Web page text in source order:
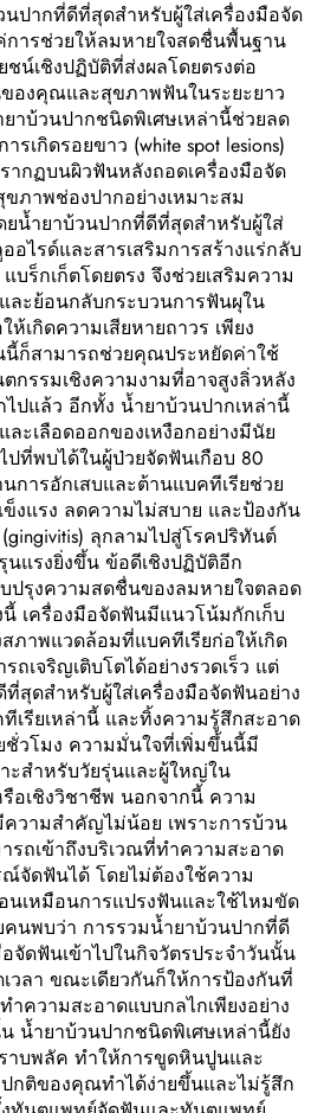
ปากที่ดีที่สุดสำหรับผู้ใส่เครื่องมือจัด
การช่วยให้ลมหายใจสดชื่นพื้นฐาน
น์เชิงปฏิบัติที่ส่งผลโดยตรงต่อ
องคุณและสุขภาพฟันในระยะยาว
าบ้วนปากชนิดพิเศษเหล่านี้ช่วยลด
รเกิดรอยขาว (white spot lesions)
ากฏบนผิวฟันหลังถอดเครื่องมือจัด
ภาพช่องปากอย่างเหมาะสม
ยน้ำยาบ้วนปากที่ดีที่สุดสำหรับผู้ใส่
อไรด์และสารเสริมการสร้างแร่กลับ
ร็กเก็ตโดยตรง จึงช่วยเสริมความ
ละย้อนกลับกระบวนการฟันผุใน
เกิดความเสียหายถาวร เพียง
นี้ก็สามารถช่วยคุณประหยัดค่าใช้
กรรมเชิงความงามที่อาจสูงลิ่วหลัง
ปแล้ว อีกทั้ง น้ำยาบ้วนปากเหล่านี้
ละเลือดออกของเหงือกอย่างมีนัย
ที่พบได้ในผู้ป่วยจัดฟันเกือบ 80
การอักเสบและต้านแบคทีเรียช่วย
ข็งแรง ลดความไม่สบาย และป้องกัน
ลุกลามไปสู่โรคปริทันต์
รุนแรงยิ่งขึ้น ข้อดีเชิงปฏิบัติอีก
ปรุงความสดชื่นของลมหายใจตลอด
เครื่องมือจัดฟันมีแนวโน้มกักเก็บ
ภาพแวดล้อมที่แบคทีเรียก่อให้เกิด
ถเจริญเติบโตได้อย่างรวดเร็ว แต่
สุดสำหรับผู้ใส่เครื่องมือจัดฟันอย่าง
เรียเหล่านี้ และทิ้งความรู้สึกสะอาด
วโมง ความมั่นใจที่เพิ่มขึ้นนี้มี
ะสำหรับวัยรุ่นและผู้ใหญ่ใน
อเชิงวิชาชีพ นอกจากนี้ ความ
วามสำคัญไม่น้อย เพราะการบ้วน
รถเข้าถึงบริเวณที่ทำความสะอาด
จัดฟันได้ โดยไม่ต้องใช้ความ
นเหมือนการแปรงฟันและใช้ไหมขัด
คนพบว่า การรวมน้ำยาบ้วนปากที่ดี
จัดฟันเข้าไปในกิจวัตรประจำวันนั้น
วลา ขณะเดียวกันก็ให้การป้องกันที่
ำความสะอาดแบบกลไกเพียงอย่าง
น้ำยาบ้วนปากชนิดพิเศษเหล่านี้ยัง
าบพลัค ทำให้การขูดหินปูนและ
กติของคุณทำได้ง่ายขึ้นและไม่รู้สึก